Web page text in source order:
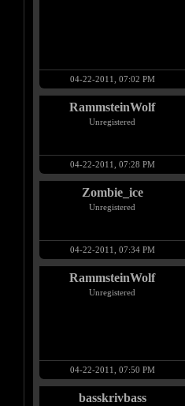
04-22-2011, 07:02 PM
RammsteinWolf
Unregistered
04-22-2011, 07:28 PM
Zombie_ice
Unregistered
04-22-2011, 07:34 PM
RammsteinWolf
Unregistered
04-22-2011, 07:50 PM
basskrivbass